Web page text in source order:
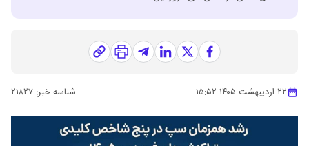
۲۲ اردیبهشت ۱۴۰۵ -۱۵:۵۲ شناسه خبر: ۲۱۸۲۷